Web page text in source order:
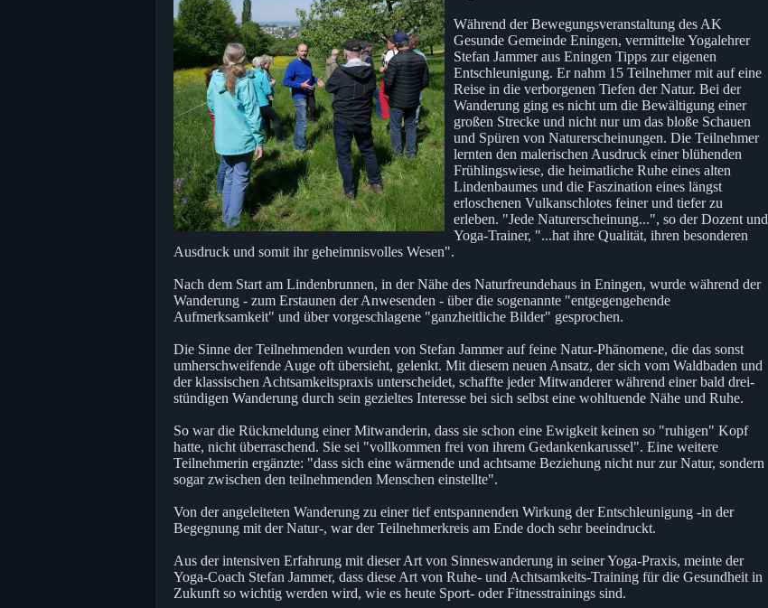
Während der Bewegungsveranstaltung des AK
Gesunde Gemeinde Eningen, vermittelte Yogalehrer
Stefan Jammer aus Eningen Tipps zur eigenen
Entschleunigung. Er nahm 15 Teilnehmer mit auf eine
Reise in die verborgenen Tiefen der Natur. Bei der
Wanderung ging es nicht um die Bewältigung einer
großen Strecke und nicht nur um das bloße Schauen
und Spüren von Naturerscheinungen. Die Teilnehmer
lernten den malerischen Ausdruck einer blühenden
Frühlingswiese, die heimatliche Ruhe eines alten
Lindenbaumes und die Faszination eines längst
erloschenen Vulkanschlotes feiner und tiefer zu
erleben. "Jede Naturerscheinung...", so der Dozent und
Yoga-Trainer, "...hat ihre Qualität, ihren besonderen
Ausdruck und somit ihr geheimnisvolles Wesen".
Nach dem Start am Lindenbrunnen, in der Nähe des Naturfreundehaus in Eningen, wurde während der
Wanderung - zum Erstaunen der Anwesenden - über die sogenannte "entgegengehende
Aufmerksamkeit" und über vorgeschlagene "ganzheitliche Bilder" gesprochen.
Die Sinne der Teilnehmenden wurden von Stefan Jammer auf feine Natur-Phänomene, die das sonst
umherschweifende Auge oft übersieht, gelenkt. Mit diesem neuen Ansatz, der sich vom Waldbaden und
der klassischen Achtsamkeitspraxis unterscheidet, schaffte jeder Mitwanderer während einer bald drei-
stündigen Wanderung durch sein gezieltes Interesse bei sich selbst eine wohltuende Nähe und Ruhe.
So war die Rückmeldung einer Mitwanderin, dass sie schon eine Ewigkeit keinen so "ruhigen" Kopf
hatte, nicht überraschend. Sie sei "vollkommen frei von ihrem Gedankenkarussel". Eine weitere
Teilnehmerin ergänzte: "dass sich eine wärmende und achtsame Beziehung nicht nur zur Natur, sondern
sogar zwischen den teilnehmenden Menschen einstellte".
Von der angeleiteten Wanderung zu einer tief entspannenden Wirkung der Entschleunigung -in der
Begegnung mit der Natur-, war der Teilnehmerkreis am Ende doch sehr beeindruckt.
Aus der intensiven Erfahrung mit dieser Art von Sinneswanderung in seiner Yoga-Praxis, meinte der
Yoga-Coach Stefan Jammer, dass diese Art von Ruhe- und Achtsamkeits-Training für die Gesundheit in
Zukunft so wichtig werden wird, wie es heute Sport- oder Fitnesstrainings sind.